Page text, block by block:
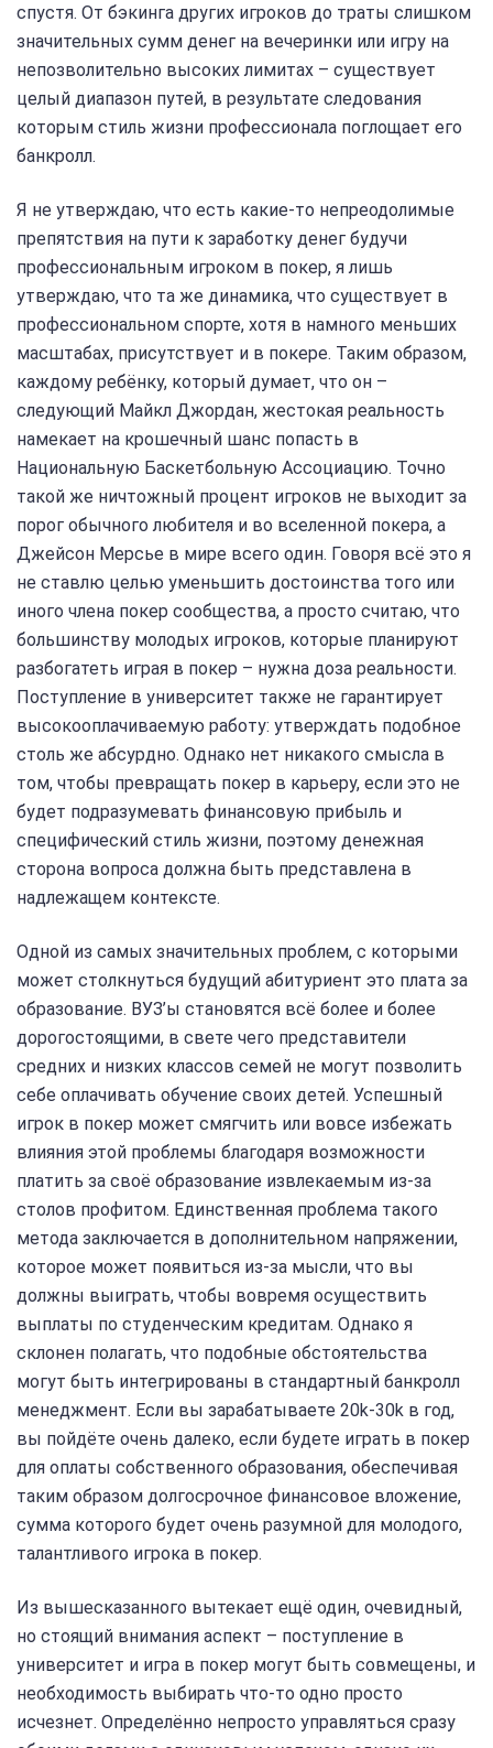
спустя. От бэкинга других игроков до траты слишком
значительных сумм денег на вечеринки или игру на
непозволительно высоких лимитах – существует
целый диапазон путей, в результате следования
которым стиль жизни профессионала поглощает его
банкролл.
Я не утверждаю, что есть какие-то непреодолимые
препятствия на пути к заработку денег будучи
профессиональным игроком в покер, я лишь
утверждаю, что та же динамика, что существует в
профессиональном спорте, хотя в намного меньших
масштабах, присутствует и в покере. Таким образом,
каждому ребёнку, который думает, что он –
следующий Майкл Джордан, жестокая реальность
намекает на крошечный шанс попасть в
Национальную Баскетбольную Ассоциацию. Точно
такой же ничтожный процент игроков не выходит за
порог обычного любителя и во вселенной покера, а
Джейсон Мерсье в мире всего один. Говоря всё это я
не ставлю целью уменьшить достоинства того или
иного члена покер сообщества, а просто считаю, что
большинству молодых игроков, которые планируют
разбогатеть играя в покер – нужна доза реальности.
Поступление в университет также не гарантирует
высокооплачиваемую работу: утверждать подобное
столь же абсурдно. Однако нет никакого смысла в
том, чтобы превращать покер в карьеру, если это не
будет подразумевать финансовую прибыль и
специфический стиль жизни, поэтому денежная
сторона вопроса должна быть представлена в
надлежащем контексте.
Одной из самых значительных проблем, с которыми
может столкнуться будущий абитуриент это плата за
образование. ВУЗ’ы становятся всё более и более
дорогостоящими, в свете чего представители
средних и низких классов семей не могут позволить
себе оплачивать обучение своих детей. Успешный
игрок в покер может смягчить или вовсе избежать
влияния этой проблемы благодаря возможности
платить за своё образование извлекаемым из-за
столов профитом. Единственная проблема такого
метода заключается в дополнительном напряжении,
которое может появиться из-за мысли, что вы
должны выиграть, чтобы вовремя осуществить
выплаты по студенческим кредитам. Однако я
склонен полагать, что подобные обстоятельства
могут быть интегрированы в стандартный банкролл
менеджмент. Если вы зарабатываете 20k-30k в год,
вы пойдёте очень далеко, если будете играть в покер
для оплаты собственного образования, обеспечивая
таким образом долгосрочное финансовое вложение,
сумма которого будет очень разумной для молодого,
талантливого игрока в покер.
Из вышесказанного вытекает ещё один, очевидный,
но стоящий внимания аспект – поступление в
университет и игра в покер могут быть совмещены, и
необходимость выбирать что-то одно просто
исчезнет. Определённо непросто управляться сразу